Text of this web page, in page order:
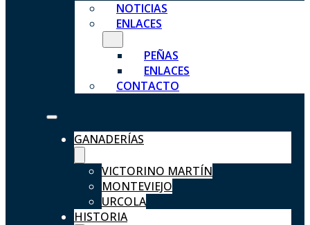
NOTICIAS
ENLACES
PEÑAS
ENLACES
CONTACTO
GANADERÍAS
VICTORINO MARTÍN
MONTEVIEJO
URCOLA
HISTORIA